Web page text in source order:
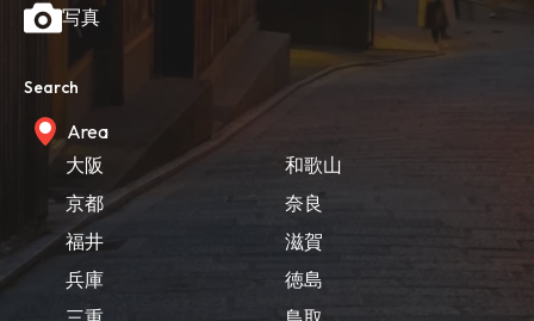
写真
Search
Area
大阪
京都
福井
兵庫
和歌山
奈良
滋賀
徳島